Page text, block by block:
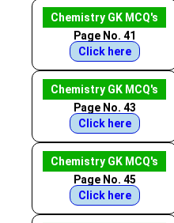
Chemistry GK MCQ's
Page No. 41
Click here
Chemistry GK MCQ's
Page No. 43
Click here
Chemistry GK MCQ's
Page No. 45
Click here